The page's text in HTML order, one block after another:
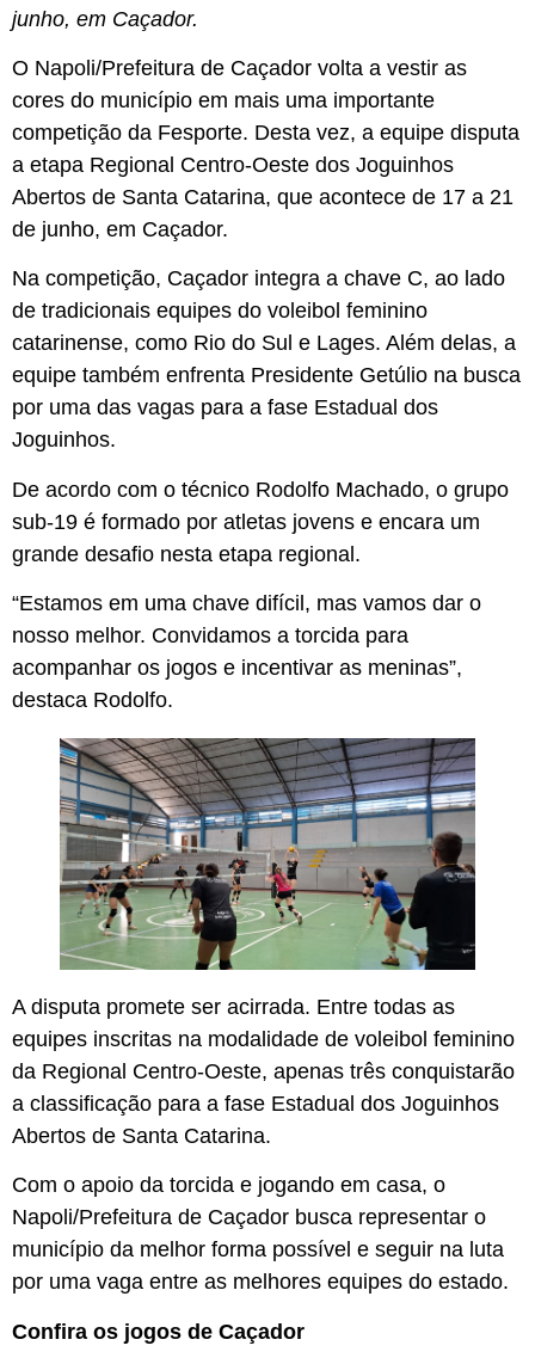
junho, em Caçador.
O Napoli/Prefeitura de Caçador volta a vestir as
cores do município em mais uma importante
competição da Fesporte. Desta vez, a equipe disputa
a etapa Regional Centro-Oeste dos Joguinhos
Abertos de Santa Catarina, que acontece de 17 a 21
de junho, em Caçador.
Na competição, Caçador integra a chave C, ao lado
de tradicionais equipes do voleibol feminino
catarinense, como Rio do Sul e Lages. Além delas, a
equipe também enfrenta Presidente Getúlio na busca
por uma das vagas para a fase Estadual dos
Joguinhos.
De acordo com o técnico Rodolfo Machado, o grupo
sub-19 é formado por atletas jovens e encara um
grande desafio nesta etapa regional.
“Estamos em uma chave difícil, mas vamos dar o
nosso melhor. Convidamos a torcida para
acompanhar os jogos e incentivar as meninas”,
destaca Rodolfo.
A disputa promete ser acirrada. Entre todas as
equipes inscritas na modalidade de voleibol feminino
da Regional Centro-Oeste, apenas três conquistarão
a classificação para a fase Estadual dos Joguinhos
Abertos de Santa Catarina.
Com o apoio da torcida e jogando em casa, o
Napoli/Prefeitura de Caçador busca representar o
município da melhor forma possível e seguir na luta
por uma vaga entre as melhores equipes do estado.
Confira os jogos de Caçador